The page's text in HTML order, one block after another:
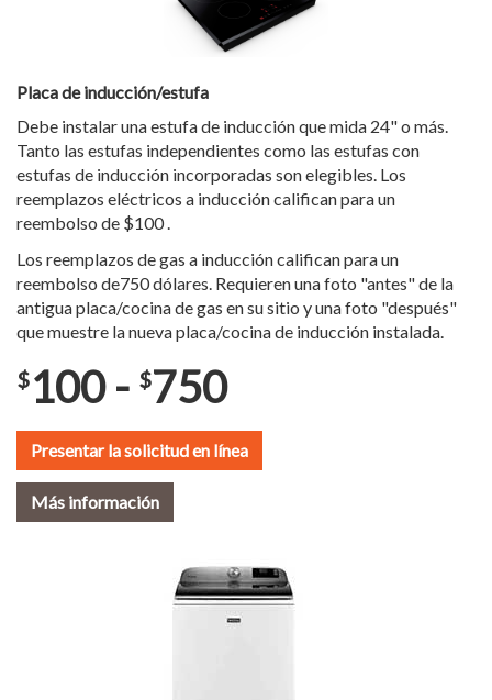
Placa de inducción/estufa
Debe instalar una estufa de inducción que mida 24" o más.
Tanto las estufas independientes como las estufas con
estufas de inducción incorporadas son elegibles. Los
reemplazos eléctricos a inducción califican para un
reembolso de $100 .
Los reemplazos de gas a inducción califican para un
reembolso de750 dólares. Requieren una foto "antes" de la
antigua placa/cocina de gas en su sitio y una foto "después"
que muestre la nueva placa/cocina de inducción instalada.
$100 - $750
Presentar la solicitud en línea
Más información